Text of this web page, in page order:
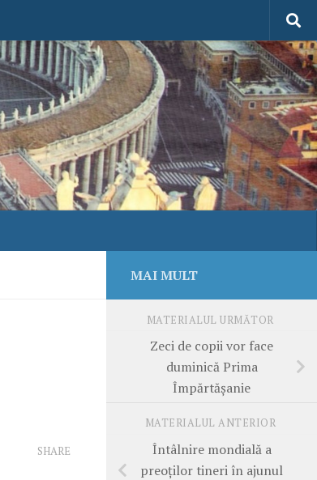
SHARE
MAI MULT
MATERIALUL URMĂTOR
Zeci de copii vor face
duminică Prima
Împărtăşanie
MATERIALUL ANTERIOR
Întâlnire mondială a
preoţilor tineri în ajunul